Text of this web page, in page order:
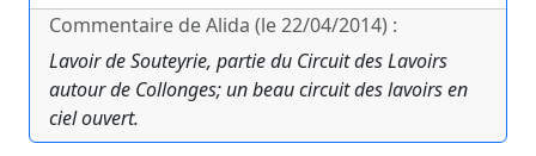
Commentaire de Alida (le 22/04/2014) :
Lavoir de Souteyrie, partie du Circuit des Lavoirs
autour de Collonges; un beau circuit des lavoirs en
ciel ouvert.